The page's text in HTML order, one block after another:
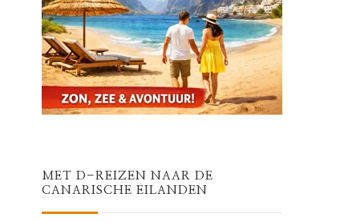
MET D-REIZEN NAAR DE
CANARISCHE EILANDEN